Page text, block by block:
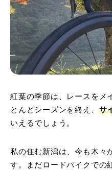
紅葉の季節は、レースをメ
とんどシーズンを終え、 サ
いえるでしょう。
私の住む新潟は、今も木々
す。まだロードバイクでの